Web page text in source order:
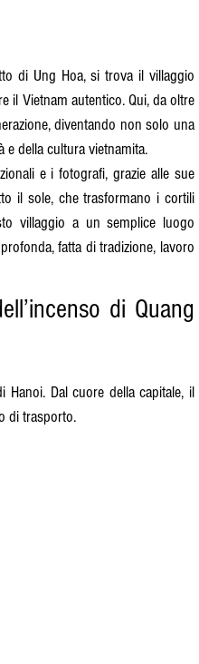
di Ung Hoa, si trova il villaggio
il Vietnam autentico. Qui, da oltre
diventando non solo una
della cultura vietnamita.
e i fotografi, grazie alle sue
il sole, che trasformano i cortili
villaggio a un semplice luogo
fatta di tradizione, lavoro
di Quang
Dal cuore della capitale, il
di trasporto.